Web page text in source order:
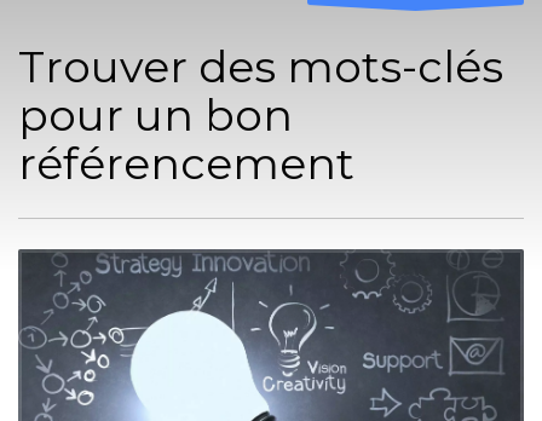
Comment trouver de bons mots-clés, pour un bon
référencement ?
Trouver des mots-clés
pour un bon
référencement